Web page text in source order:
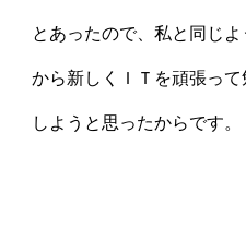
とあったので、私と同じ
から新しくＩＴを頑張っ
しようと思ったからです。